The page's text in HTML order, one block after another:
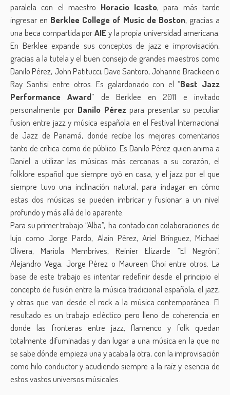
paralela con el maestro Horacio Icasto, para más tarde
ingresar en Berklee College of Music de Boston, gracias a
una beca compartida porAIEy la propia universidad americana.
En Berklee expande sus conceptos de jazz e improvisación,
gracias a la tutela y el buen consejo de grandes maestros como
Danilo Pérez, John Patitucci, Dave Santoro, Johanne Brackeen o
Ray Santisi entre otros. Es galardonado con el “Best Jazz
Performance Award” de Berklee en 2011 e invitado
personalmente por Danilo Pérezpara presentar su peculiar
fusion entre jazz y música española en el Festival Internacional
de Jazz de Panamá, donde recibe los mejores comentarios
tanto de crítica como de público. Es Danilo Pérez quien anima a
Daniel a utilizar las músicas más cercanas a su corazón, el
folklore español que siempre oyó en casa, y el jazz por el que
siempre tuvo una inclinación natural, para indagar en cómo
estas dos músicas se pueden imbricar y fusionar a un nivel
profundo y más allá de lo aparente.
Para su primer trabajo “Alba”, ha contado con colaboraciones de
lujo como Jorge Pardo, Alain Pérez, Ariel Brínguez, Michael
Olivera, Mariola Membrives, Reinier Elizarde “El Negrón”,
Alejandro Vega, Jorge Pérez o Maureen Choi entre otros. La
base de este trabajo es intentar redefinir desde el principio el
concepto de fusión entre la música tradicional española, el jazz,
y otras que van desde el rock a la música contemporánea. El
resultado es un trabajo ecléctico pero lleno de coherencia en
donde las fronteras entre jazz, flamenco y folk quedan
totalmente difuminadas y dan lugar a una música en la que no
se sabe dónde empieza una y acaba la otra, con la improvisación
como hilo conductor y acudiendo siempre a la raíz y esencia de
estos vastos universos músicales.